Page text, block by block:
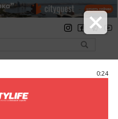
0:24
вход Citylife Magazine